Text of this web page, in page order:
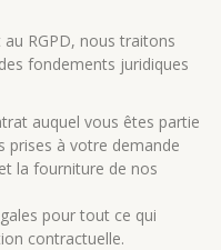
RGPD, nous traitons
fondements juridiques
auquel vous êtes partie
prises à votre demande
la fourniture de nos
pour tout ce qui
contractuelle.